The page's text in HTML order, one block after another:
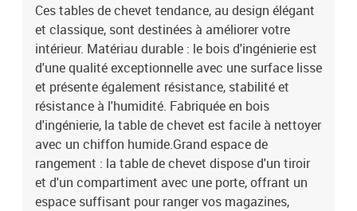
Ces tables de chevet tendance, au design élégant
et classique, sont destinées à améliorer votre
intérieur. Matériau durable : le bois d'ingénierie est
d'une qualité exceptionnelle avec une surface lisse
et présente également résistance, stabilité et
résistance à l'humidité. Fabriquée en bois
d'ingénierie, la table de chevet est facile à nettoyer
avec un chiffon humide.Grand espace de
rangement : la table de chevet dispose d'un tiroir
et d'un compartiment avec une porte, offrant un
espace suffisant pour ranger vos magazines,